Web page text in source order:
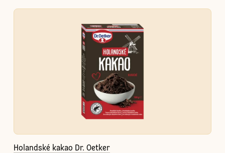
Holandské kakao Dr. Oetker